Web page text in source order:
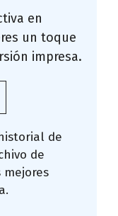
en
un toque
impresa.
de
de
mejores